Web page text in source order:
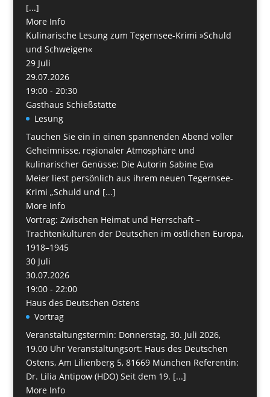
[...]
More Info
Kulinarische Lesung zum Tegernsee-Krimi »Schuld
und Schweigen«
29 Juli
29.07.2026
19:00 - 20:30
Gasthaus Schießstätte
Lesung
Tauchen Sie ein in einen spannenden Abend voller
Geheimnisse, regionaler Atmosphäre und
kulinarischer Genüsse: Die Autorin Sabine Eva
Meier liest persönlich aus ihrem neuen Tegernsee-
Krimi „Schuld und [...]
More Info
Vortrag: Zwischen Heimat und Herrschaft –
Trachtenkulturen der Deutschen im östlichen Europa,
1918–1945
30 Juli
30.07.2026
19:00 - 22:00
Haus des Deutschen Ostens
Vortrag
Veranstaltungstermin: Donnerstag, 30. Juli 2026,
19.00 Uhr Veranstaltungsort: Haus des Deutschen
Ostens, Am Lilienberg 5, 81669 München Referentin:
Dr. Lilia Antipow (HDO) Seit dem 19. [...]
More Info